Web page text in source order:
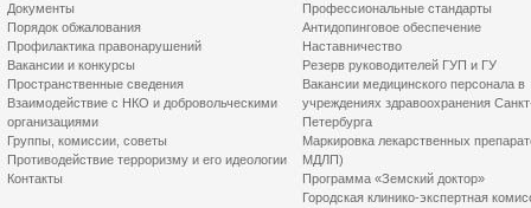
Документы
Порядок обжалования
Профилактика правонарушений
Вакансии и конкурсы
Пространственные сведения
Взаимодействие с НКО и добровольческими
организациями
Группы, комиссии, советы
Противодействие терроризму и его идеологии
Контакты
Профессиональные стандарты
Антидопинговое обеспечение
Наставничество
Резерв руководителей ГУП и ГУ
Вакансии медицинского персонала в
учреждениях здравоохранения
Петербурга
Маркировка лекарственных
МДЛП)
Программа «Земский доктор»
Городская клинико-экспертная